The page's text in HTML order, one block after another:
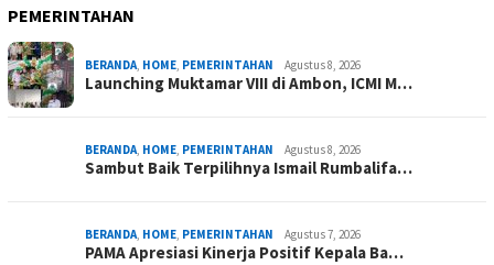
PEMERINTAHAN
BERANDA, HOME, PEMERINTAHAN Agustus 8, 2026
Launching Muktamar VIII di Ambon, ICMI M…
BERANDA, HOME, PEMERINTAHAN Agustus 8, 2026
Sambut Baik Terpilihnya Ismail Rumbalifa…
BERANDA, HOME, PEMERINTAHAN Agustus 7, 2026
PAMA Apresiasi Kinerja Positif Kepala Ba…